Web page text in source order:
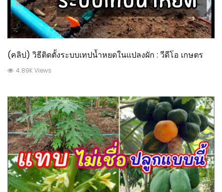
(คลิป) วิธีติดตั้งระบบเทปน้ำหยดในแปลงผัก : วีดีโอ เกษตร
4.89K Views